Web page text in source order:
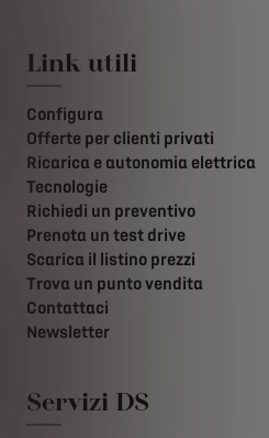
Link utili
Configura
Offerte per clienti privati
Ricarica e autonomia elettrica
Tecnologie
Richiedi un preventivo
Prenota un test drive
Scarica il listino prezzi
Trova un punto vendita
Contattaci
Newsletter
Servizi DS